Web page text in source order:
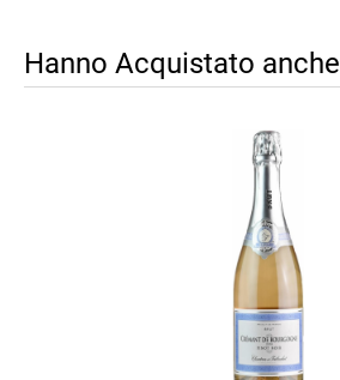
Hanno Acquistato anche